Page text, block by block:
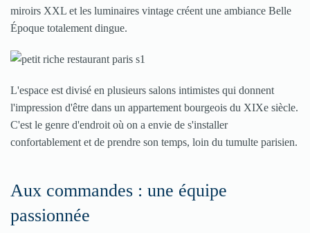
miroirs XXL et les luminaires vintage créent une ambiance Belle
Époque totalement dingue.
L'espace est divisé en plusieurs salons intimistes qui donnent
l'impression d'être dans un appartement bourgeois du XIXe siècle.
C'est le genre d'endroit où on a envie de s'installer
confortablement et de prendre son temps, loin du tumulte parisien.
Aux commandes : une équipe
passionnée